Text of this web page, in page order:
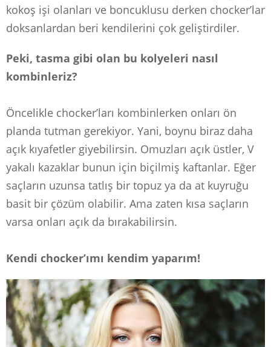
kokoş işi olanları ve boncuklusu derken chocker’lar
doksanlardan beri kendilerini çok geliştirdiler.
Peki, tasma gibi olan bu kolyeleri nasıl
kombinleriz?
Öncelikle chocker’ları kombinlerken onları ön
planda tutman gerekiyor. Yani, boynu biraz daha
açık kıyafetler giyebilirsin. Omuzları açık üstler, V
yakalı kazaklar bunun için biçilmiş kaftanlar. Eğer
saçların uzunsa tatlış bir topuz ya da at kuyruğu
basit bir çözüm olabilir. Ama zaten kısa saçların
varsa onları açık da bırakabilirsin.
Kendi chocker’ımı kendim yaparım!